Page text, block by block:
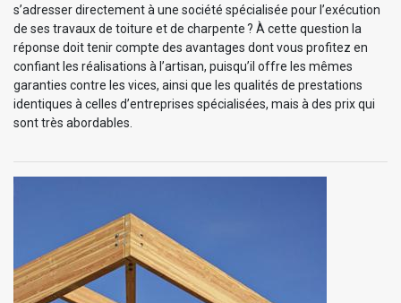
s’adresser directement à une société spécialisée pour l’exécution
de ses travaux de toiture et de charpente ? À cette question la
réponse doit tenir compte des avantages dont vous profitez en
confiant les réalisations à l’artisan, puisqu’il offre les mêmes
garanties contre les vices, ainsi que les qualités de prestations
identiques à celles d’entreprises spécialisées, mais à des prix qui
sont très abordables.